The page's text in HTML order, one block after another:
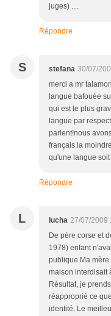
juges) ....
Répondre
S stefana 30/07/
merci a mr
langue bafouée
qui est le plus
langue par
parlent!nous
français.la
qu'une langue
Répondre
L lucha 27/07/2009
De père corse et
1978) enfant
publique.Ma
maison interdisait
Résultat, je
réapproprié ce
identité. Le